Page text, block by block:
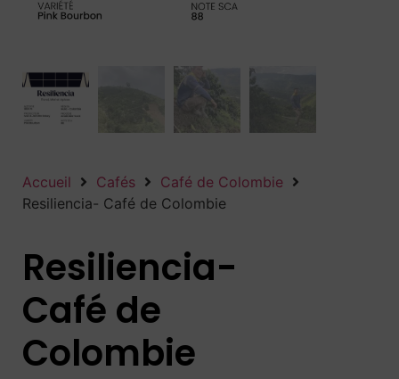
Accueil Cafés
Café de Colombie
Resiliencia- Café de Colombie
Resiliencia-
Café de
Colombie